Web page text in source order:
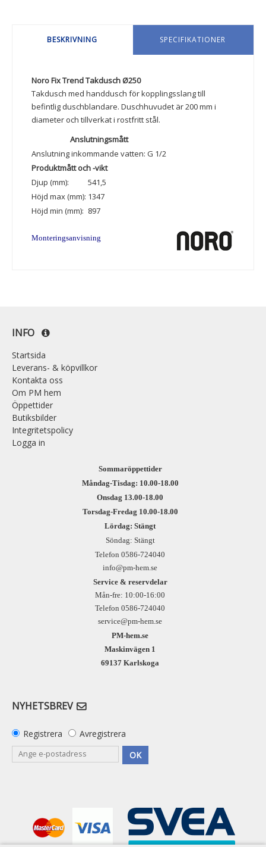
BESKRIVNING SPECIFIKATIONER
Noro Fix Trend Takdusch Ø250
Takdusch med handdusch för kopplingsslang till
befintlig duschblandare. Duschhuvudet är 200 mm i
diameter och tillverkat i rostfritt stål.
Anslutningsmått
Anslutning inkommande vatten: G 1/2
Produktmått och -vikt
Djup (mm):
541,5
Höjd max (mm): 1347
Höjd min (mm): 897
Monteringsanvisning
INFO
Startsida
Leverans- & köpvillkor
Kontakta oss
Om PM hem
Öppettider
Butiksbilder
Integritetspolicy
Logga in
Sommaröppettider
Måndag-Tisdag: 10.00-18.00
Onsdag 13.00-18.00
Torsdag-Fredag 10.00-18.00
Lördag: Stängt
Söndag: Stängt
Telefon 0586-724040
info@pm-hem.se
Service & reservdelar
Mån-fre: 10:00-16:00
Telefon 0586-724040
service@pm-hem.se
PM-hem.se
Maskinvägen 1
69137 Karlskoga
NYHETSBREV
Registrera
Avregistrera
OK